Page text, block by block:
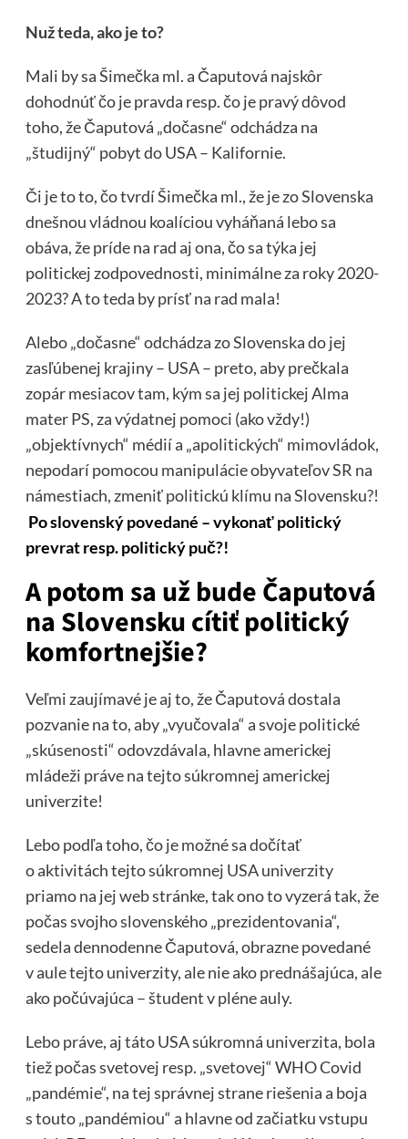
Nuž teda, ako je to?
Mali by sa Šimečka ml. a Čaputová najskôr
dohodnúť čo je pravda resp. čo je pravý dôvod
toho, že Čaputová „dočasne“ odchádza na
„študijný“ pobyt do USA – Kalifornie.
Či je to to, čo tvrdí Šimečka ml., že je zo Slovenska
dnešnou vládnou koalíciou vyháňaná lebo sa
obáva, že príde na rad aj ona, čo sa týka jej
politickej zodpovednosti, minimálne za roky 2020-
2023? A to teda by prísť na rad mala!
Alebo „dočasne“ odchádza zo Slovenska do jej
zasľúbenej krajiny – USA – preto, aby prečkala
zopár mesiacov tam, kým sa jej politickej Alma
mater PS, za výdatnej pomoci (ako vždy!)
„objektívnych“ médií a „apolitických“ mimovládok,
nepodarí pomocou manipulácie obyvateľov SR na
námestiach, zmeniť politickú klímu na Slovensku?!
Po slovenský povedané – vykonať politický
prevrat resp. politický puč?!
A potom sa už bude Čaputová
na Slovensku cítiť politický
komfortnejšie?
Veľmi zaujímavé je aj to, že Čaputová dostala
pozvanie na to, aby „vyučovala“ a svoje politické
„skúsenosti“ odovzdávala, hlavne americkej
mládeži práve na tejto súkromnej americkej
univerzite!
Lebo podľa toho, čo je možné sa dočítať
o aktivitách tejto súkromnej USA univerzity
priamo na jej web stránke, tak ono to vyzerá tak, že
počas svojho slovenského „prezidentovania“,
sedela dennodenne Čaputová, obrazne povedané
v aule tejto univerzity, ale nie ako prednášajúca, ale
ako počúvajúca – študent v pléne auly.
Lebo práve, aj táto USA súkromná univerzita, bola
tiež počas svetovej resp. „svetovej“ WHO Covid
„pandémie“, na tej správnej strane riešenia a boja
s touto „pandémiou“ a hlavne od začiatku vstupu